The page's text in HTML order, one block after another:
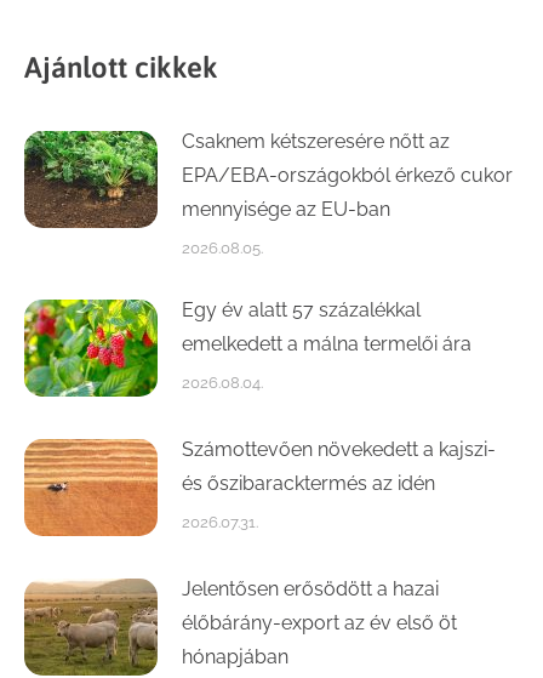
Ajánlott cikkek
Csaknem kétszeresére nőtt az
EPA/EBA-országokból érkező cukor
mennyisége az EU-ban
2026.08.05.
Egy év alatt 57 százalékkal
emelkedett a málna termelői ára
2026.08.04.
Számottevően növekedett a kajszi-
és őszibaracktermés az idén
2026.07.31.
Jelentősen erősödött a hazai
élőbárány-export az év első öt
hónapjában